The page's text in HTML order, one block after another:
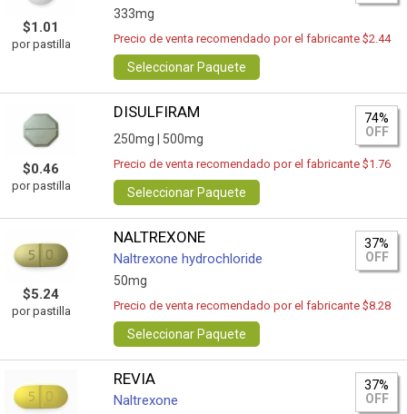
$1.01
por pastilla
333mg
Precio de venta recomendado por el fabricante $2.44
Seleccionar Paquete
$0.46
por pastilla
DISULFIRAM
250mg | 500mg
74%
OFF
Precio de venta recomendado por el fabricante $1.76
Seleccionar Paquete
$5.24
por pastilla
NALTREXONE
Naltrexone hydrochloride
50mg
37%
OFF
Precio de venta recomendado por el fabricante $8.28
Seleccionar Paquete
REVIA
Naltrexone
37%
OFF